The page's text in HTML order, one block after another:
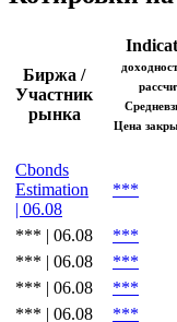
Биржа /
Участник
рынка
Цена
Cbonds
Estimation
| 06.08
***
*** | 06.08
***
*** | 06.08
***
*** | 06.08
***
*** | 06.08
***